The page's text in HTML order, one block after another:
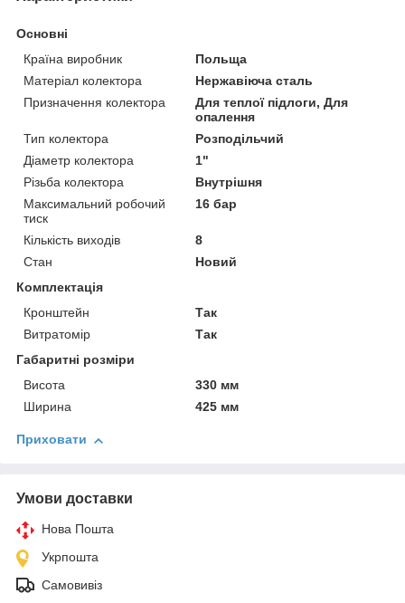
Основні
Країна виробник
Польща
Матеріал колектора
Нержавіюча сталь
Призначення колектора
Для теплої підлоги, Для
опалення
Тип колектора
Розподільчий
Діаметр колектора
1"
Різьба колектора
Внутрішня
Максимальний робочий
тиск
16 бар
Кількість виходів
8
Стан
Новий
Комплектація
Кронштейн
Так
Витратомір
Так
Габаритні розміри
Висота
330 мм
Ширина
425 мм
Приховати
Умови доставки
Нова Пошта
Укрпошта
Самовивіз